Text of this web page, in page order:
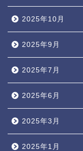
2025年10月
2025年9月
2025年7月
2025年6月
2025年3月
2025年1月